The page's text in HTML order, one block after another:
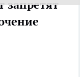
запретят